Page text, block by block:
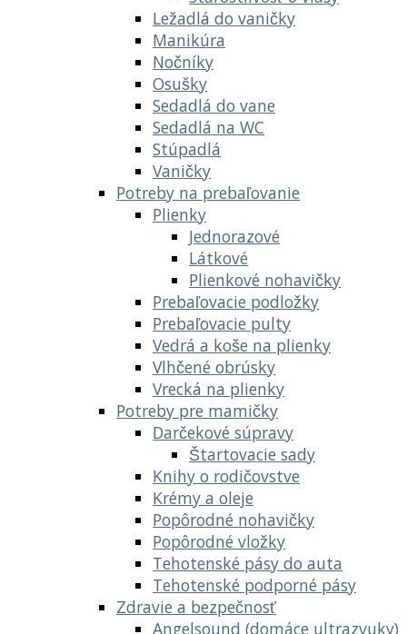
Ležadlá do vaničky
Manikúra
Nočníky
Osušky
Sedadlá do vane
Sedadlá na WC
Stúpadlá
Vaničky
Potreby na prebaľovanie
Plienky
Jednorazové
Látkové
Plienkové nohavičky
Prebaľovacie podložky
Prebaľovacie pulty
Vedrá a koše na plienky
Vlhčené obrúsky
Vrecká na plienky
Potreby pre mamičky
Darčekové súpravy
Štartovacie sady
Knihy o rodičovstve
Krémy a oleje
Popôrodné nohavičky
Popôrodné vložky
Tehotenské pásy do auta
Tehotenské podporné pásy
Zdravie a bezpečnosť
Angelsound (domáce ultrazvuky)